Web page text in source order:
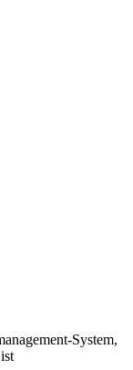
System,